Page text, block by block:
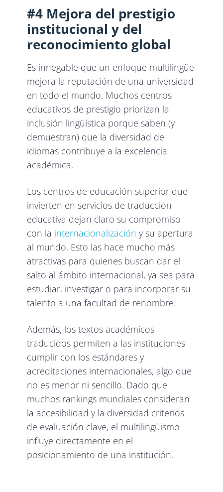
#4 Mejora del prestigio
institucional y del
reconocimiento global
Es innegable que un enfoque multilingüe
mejora la reputación de una universidad
en todo el mundo. Muchos centros
educativos de prestigio priorizan la
inclusión lingüística porque saben (y
demuestran) que la diversidad de
idiomas contribuye a la excelencia
académica.
Los centros de educación superior que
invierten en servicios de traducción
educativa dejan claro su compromiso
con la internacionalización y su apertura
al mundo. Esto las hace mucho más
atractivas para quienes buscan dar el
salto al ámbito internacional, ya sea para
estudiar, investigar o para incorporar su
talento a una facultad de renombre.
Además, los textos académicos
traducidos permiten a las instituciones
cumplir con los estándares y
acreditaciones internacionales, algo que
no es menor ni sencillo. Dado que
muchos rankings mundiales consideran
la accesibilidad y la diversidad criterios
de evaluación clave, el multilingüismo
influye directamente en el
posicionamiento de una institución.